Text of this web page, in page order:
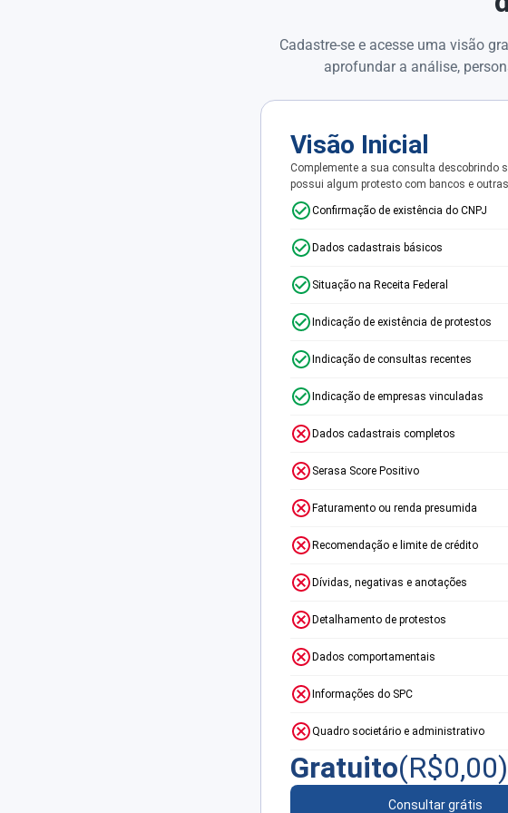
Cadastre-se e acesse uma visão
aprofundar a análise,
Visão Inicial
Complemente a sua consulta descobrindo
possui algum protesto com bancos e outras
Confirmação de existência do CNPJ
Dados cadastrais básicos
Situação na Receita Federal
Indicação de existência de protestos
Indicação de consultas recentes
Indicação de empresas vinculadas
Dados cadastrais completos
Serasa Score Positivo
Faturamento ou renda presumida
Recomendação e limite de crédito
Dívidas, negativas e anotações
Detalhamento de protestos
Dados comportamentais
Informações do SPC
Quadro societário e administrativo
Gratuito(R$0,00)
Consultar grátis